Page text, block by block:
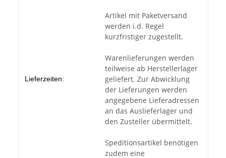
Lieferzeiten:
Artikel mit Paketversand
werden i.d. Regel
kurzfristiger zugestellt.
Warenlieferungen werden
teilweise ab Herstellerlager
geliefert. Zur Abwicklung
der Lieferungen werden
angegebene Lieferadressen
an das Auslieferlager und
den Zusteller übermittelt.
Speditionsartikel benötigen
zudem eine